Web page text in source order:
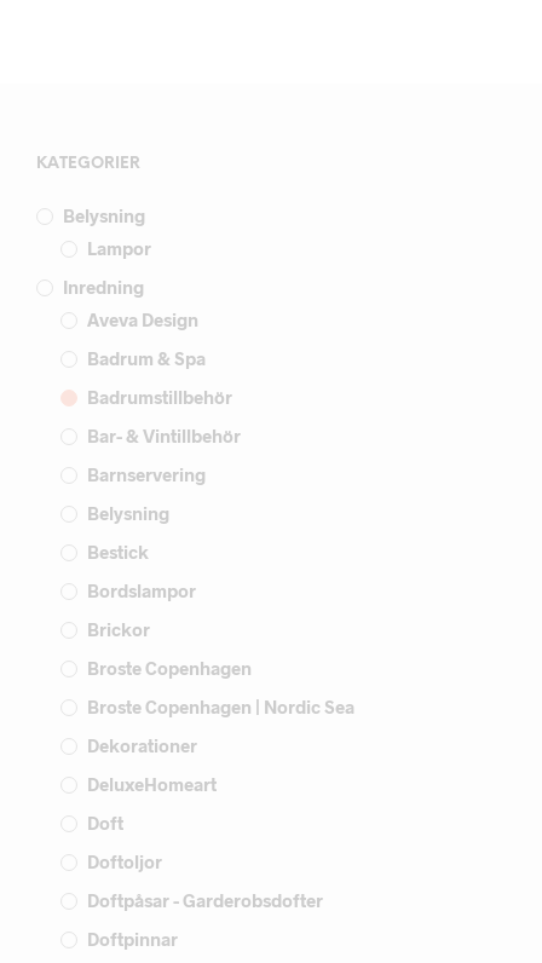
KATEGORIER
Belysning
Lampor
Inredning
Aveva Design
Badrum & Spa
Badrumstillbehör
Bar- & Vintillbehör
Barnservering
Belysning
Bestick
Bordslampor
Brickor
Broste Copenhagen
Broste Copenhagen | Nordic Sea
Dekorationer
DeluxeHomeart
Doft
Doftoljor
Doftpåsar - Garderobsdofter
Doftpinnar